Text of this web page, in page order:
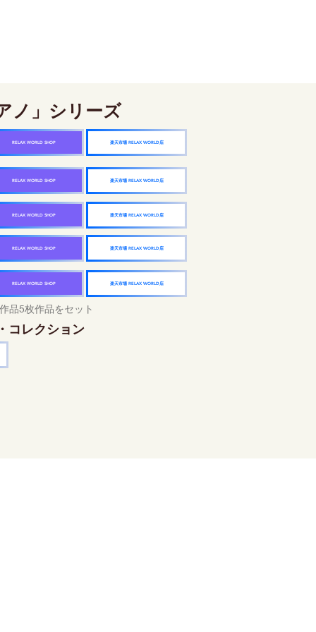
ノ」シリーズ
楽天市場 RELAX WORLD店
RELAX WORLD SHOP
楽天市場 RELAX WORLD店
RELAX WORLD SHOP
楽天市場 RELAX WORLD店
RELAX WORLD SHOP
楽天市場 RELAX WORLD店
RELAX WORLD SHOP
楽天市場 RELAX WORLD店
RELAX WORLD SHOP
品5枚作品をセット
コレクション